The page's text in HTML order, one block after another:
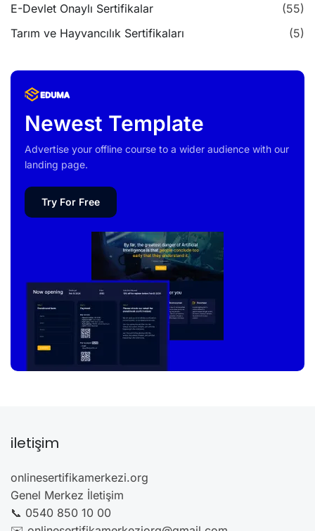
E-Devlet Onaylı Sertifikalar
(55)
Tarım ve Hayvancılık Sertifikaları
(5)
Newest Template
Advertise your offline course to a wider audience with our
landing page.
Try For Free
iletişim
onlinesertifikamerkezi.org
Genel Merkez İletişim
📞 0540 850 10 00